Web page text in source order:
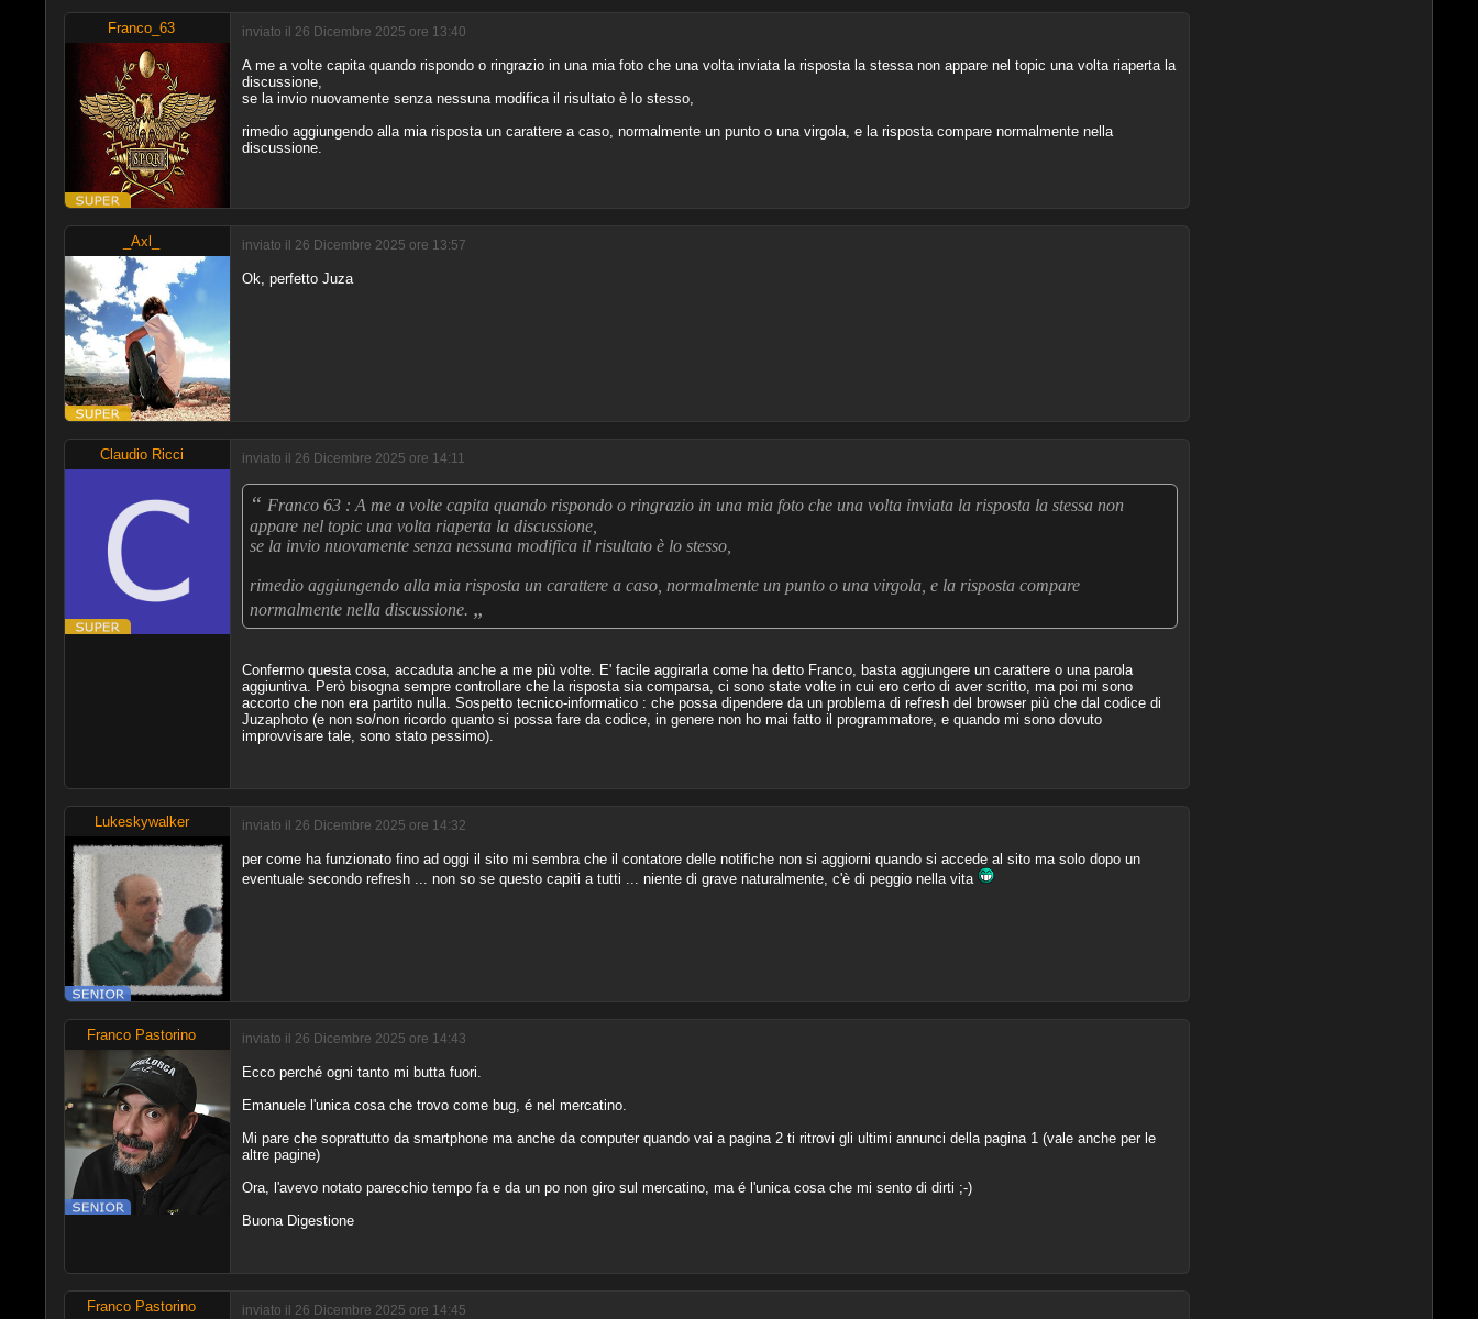
Franco_63 inviato il 26 Dicembre 2025 ore 13:40
A me a volte capita quando rispondo o ringrazio in una mia foto che una volta inviata la risposta la stessa non appare nel topic una volta riaperta la
discussione,
se la invio nuovamente senza nessuna modifica il risultato è lo stesso,
rimedio aggiungendo alla mia risposta un carattere a caso, normalmente un punto o una virgola, e la risposta compare normalmente nella
discussione.
_Axl_ inviato il 26 Dicembre 2025 ore 13:57
Ok, perfetto Juza
Claudio Ricci inviato il 26 Dicembre 2025 ore 14:11
“ Franco 63 : A me a volte capita quando rispondo o ringrazio in una mia foto che una volta inviata la risposta la stessa non
appare nel topic una volta riaperta la discussione,
se la invio nuovamente senza nessuna modifica il risultato è lo stesso,
rimedio aggiungendo alla mia risposta un carattere a caso, normalmente un punto o una virgola, e la risposta compare
normalmente nella discussione. „
Confermo questa cosa, accaduta anche a me più volte. E' facile aggirarla come ha detto Franco, basta aggiungere un carattere o una parola
aggiuntiva. Però bisogna sempre controllare che la risposta sia comparsa, ci sono state volte in cui ero certo di aver scritto, ma poi mi sono
accorto che non era partito nulla. Sospetto tecnico-informatico : che possa dipendere da un problema di refresh del browser più che dal codice di
Juzaphoto (e non so/non ricordo quanto si possa fare da codice, in genere non ho mai fatto il programmatore, e quando mi sono dovuto
improvvisare tale, sono stato pessimo).
Lukeskywalker inviato il 26 Dicembre 2025 ore 14:32
per come ha funzionato fino ad oggi il sito mi sembra che il contatore delle notifiche non si aggiorni quando si accede al sito ma solo dopo un
eventuale secondo refresh ... non so se questo capiti a tutti ... niente di grave naturalmente, c'è di peggio nella vita
Franco Pastorino inviato il 26 Dicembre 2025 ore 14:43
Ecco perché ogni tanto mi butta fuori.
Emanuele l'unica cosa che trovo come bug, é nel mercatino.
Mi pare che soprattutto da smartphone ma anche da computer quando vai a pagina 2 ti ritrovi gli ultimi annunci della pagina 1 (vale anche per le
altre pagine)
Ora, l'avevo notato parecchio tempo fa e da un po non giro sul mercatino, ma é l'unica cosa che mi sento di dirti ;-)
Buona Digestione
Franco Pastorino inviato il 26 Dicembre 2025 ore 14:45